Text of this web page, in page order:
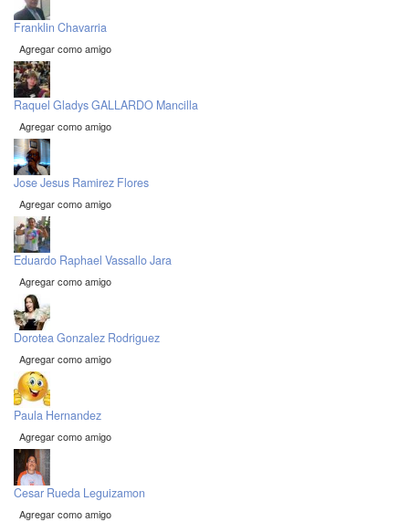
Franklin Chavarria
Agregar como amigo
Raquel Gladys GALLARDO Mancilla
Agregar como amigo
Jose Jesus Ramirez Flores
Agregar como amigo
Eduardo Raphael Vassallo Jara
Agregar como amigo
Dorotea Gonzalez Rodriguez
Agregar como amigo
Paula Hernandez
Agregar como amigo
Cesar Rueda Leguizamon
Agregar como amigo